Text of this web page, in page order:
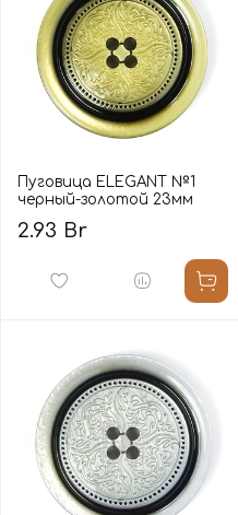
Пуговица ELEGANT №1
черный-золотой 23мм
2.93 Br